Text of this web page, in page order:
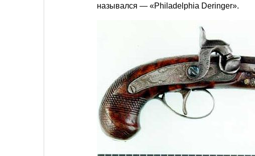
назывался — «Philadelphia Deringer».